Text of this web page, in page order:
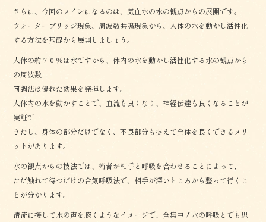
さらに、今回のメインになるのは、気血水の水の観点からの展開です。
ウォーターブリッジ現象、周波数共鳴現象から、人体の水を動かし活性化
する方法を基礎から展開しましょう。
人体の約７０％は水ですから、体内の水を動かし活性化する水の観点から
の周波数
同調法は優れた効果を発揮します。
人体内の水を動かすことで、血流も良くなり、神経伝達も良くなることが
実証で
きたし、身体の部分だけでなく、不良部分も捉えて全体を良くできるメリ
ットがあります。
水の観点からの技法では、術者が相手と呼吸を合わせることによって、
ただ触れて待つだけの合気呼吸法で、相手が深いところから整って行くこ
とが分かります。
清流に接して水の声を聴くようなイメージで、全集中！水の呼吸とでも思